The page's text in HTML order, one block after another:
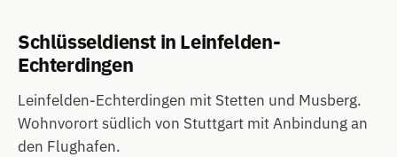
Schlüsseldienst in Leinfelden-
Echterdingen
Leinfelden-Echterdingen mit Stetten und Musberg.
Wohnvorort südlich von Stuttgart mit Anbindung an
den Flughafen.